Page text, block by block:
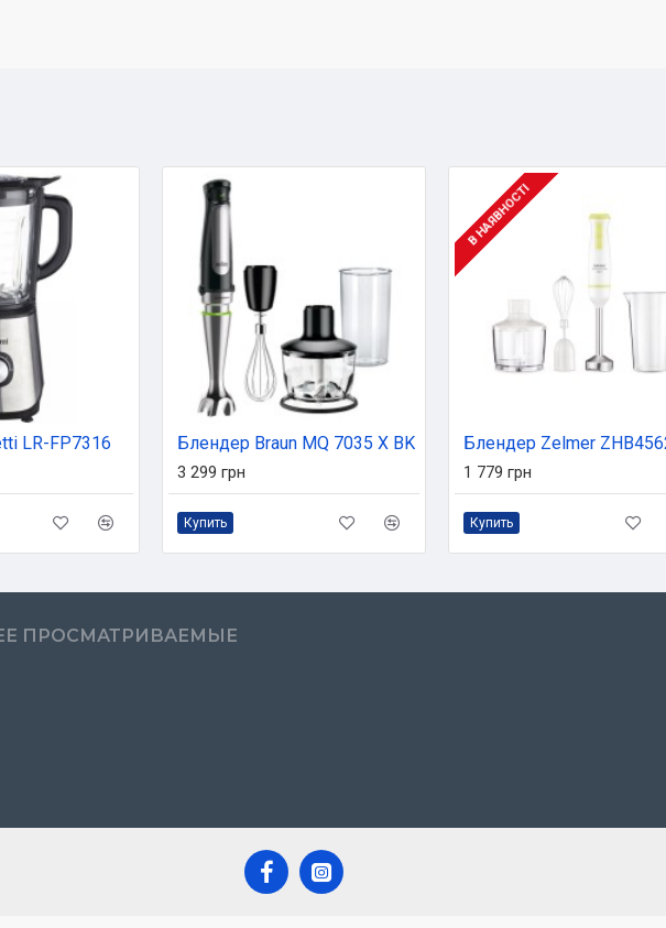
LR-FP7316 Блендер Braun MQ 7035 X BK
3 299 грн
Купить
В НАЯВНОСТІ
Блендер Zelmer
1 779 грн
Купить
ПРОСМАТРИВАЕМЫЕ